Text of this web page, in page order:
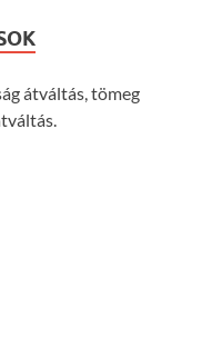
átváltás, tömeg